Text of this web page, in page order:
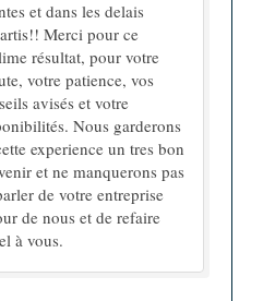
et dans les delais
Merci pour ce
résultat, pour votre
votre patience, vos
avisés et votre
Nous garderons
experience un tres bon
et ne manquerons pas
de votre entreprise
de nous et de refaire
à vous.